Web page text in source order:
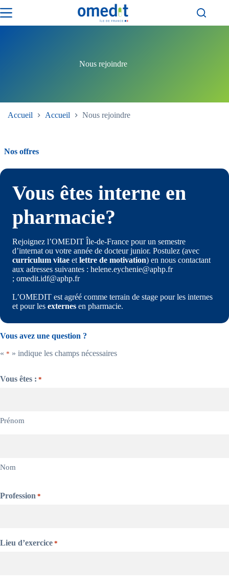
au
Nous rejoindre
Accueil Accueil Nous rejoindre
Nos offres
Vous êtes interne en
pharmacie?
Rejoignez l’OMEDIT Île-de-France pour un semestre
d’internat ou votre année de docteur junior. Postulez (avec
curriculum vitae et lettre de motivation) en nous contactant
aux adresses suivantes : helene.eychenie@aphp.fr
; omedit.idf@aphp.fr
L’OMEDIT est agréé comme terrain de stage pour les internes
et pour les externes en pharmacie.
Vous avez une question ?
« * » indique les champs nécessaires
Vous êtes : *
Prénom
Nom
Profession *
Lieu d’exercice *